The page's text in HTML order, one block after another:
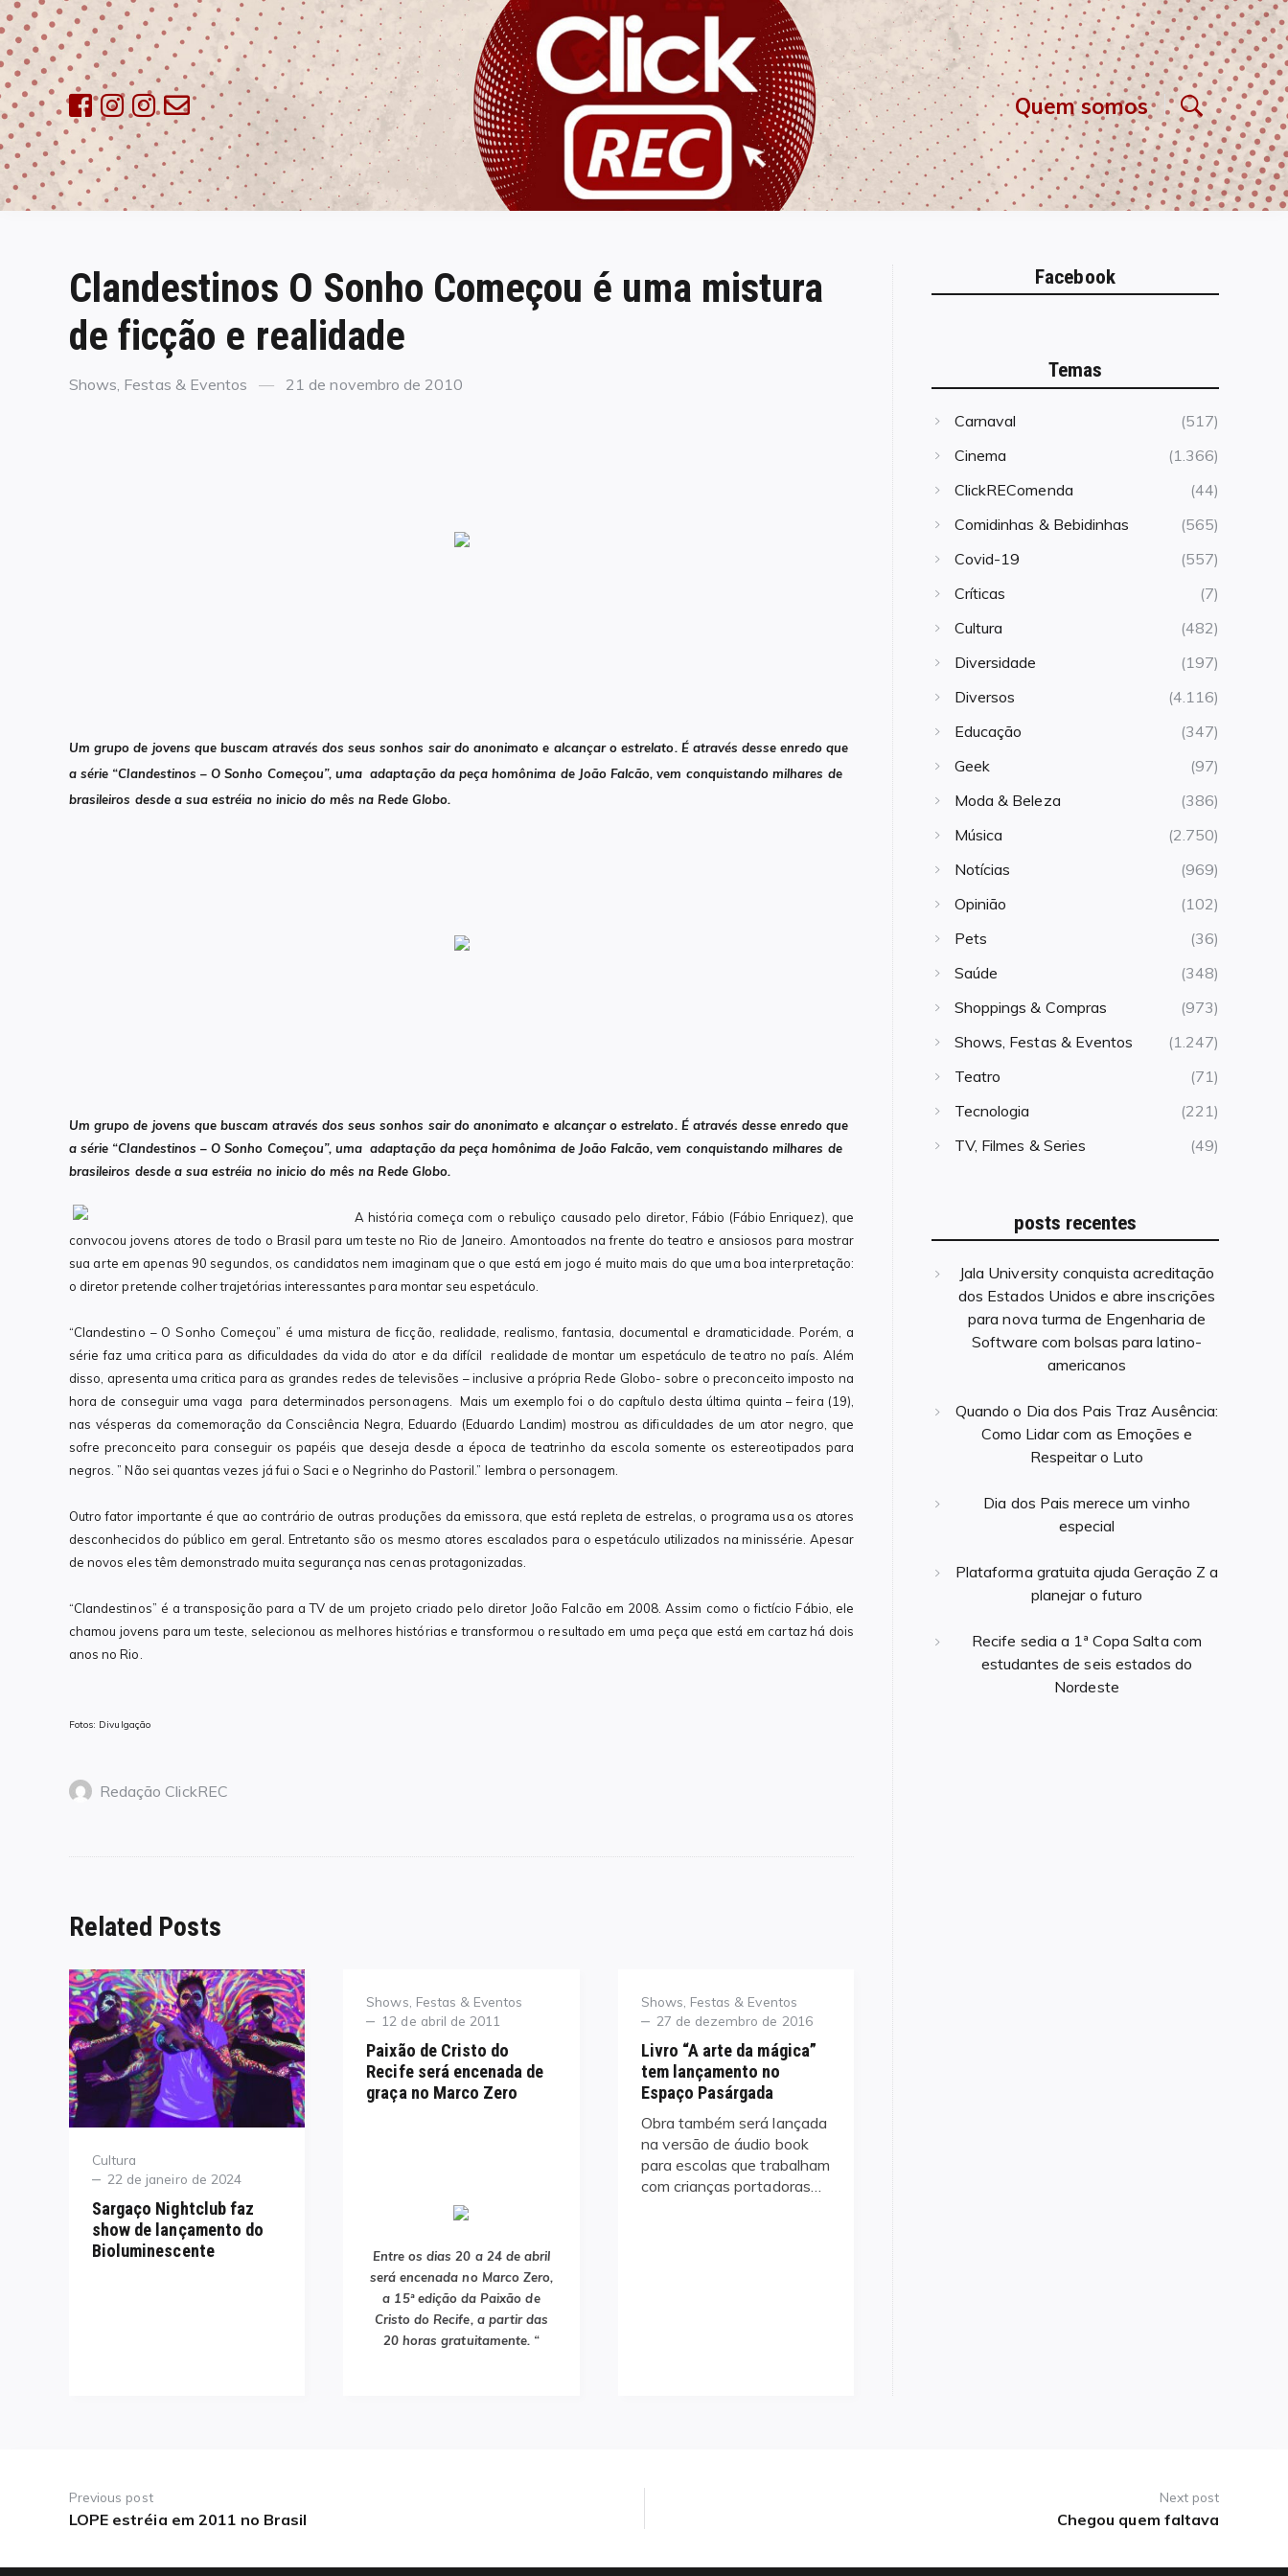
Skip
to
content
ClickREC Quem somos
Clandestinos O Sonho Começou é uma mistura
de ficção e realidade
Categories
Shows, Festas & Eventos
Posted
21 de novembro de 2010
Um grupo de jovens que buscam através dos seus sonhos sair do anonimato e alcançar o estrelato. É através desse enredo que
a série “Clandestinos – O Sonho Começou”, uma adaptação da peça homônima de João Falcão, vem conquistando milhares de
brasileiros desde a sua estréia no inicio do mês na Rede Globo.
Um grupo de jovens que buscam através dos seus sonhos sair do anonimato e alcançar o estrelato. É através desse enredo que
a série “Clandestinos – O Sonho Começou”, uma adaptação da peça homônima de João Falcão, vem conquistando milhares de
brasileiros desde a sua estréia no inicio do mês na Rede Globo.
A história começa com o rebuliço causado pelo diretor, Fábio (Fábio Enriquez), que
convocou jovens atores de todo o Brasil para um teste no Rio de Janeiro. Amontoados na frente do teatro e ansiosos para mostrar
sua arte em apenas 90 segundos, os candidatos nem imaginam que o que está em jogo é muito mais do que uma boa interpretação:
o diretor pretende colher trajetórias interessantes para montar seu espetáculo.
“Clandestino – O Sonho Começou” é uma mistura de ficção, realidade, realismo, fantasia, documental e dramaticidade. Porém, a
série faz uma critica para as dificuldades da vida do ator e da difícil realidade de montar um espetáculo de teatro no país. Além
disso, apresenta uma critica para as grandes redes de televisões – inclusive a própria Rede Globo- sobre o preconceito imposto na
hora de conseguir uma vaga para determinados personagens. Mais um exemplo foi o do capítulo desta última quinta – feira (19),
nas vésperas da comemoração da Consciência Negra, Eduardo (Eduardo Landim) mostrou as dificuldades de um ator negro, que
sofre preconceito para conseguir os papéis que deseja desde a época de teatrinho da escola somente os estereotipados para
negros. ” Não sei quantas vezes já fui o Saci e o Negrinho do Pastoril.” lembra o personagem.
Outro fator importante é que ao contrário de outras produções da emissora, que está repleta de estrelas, o programa usa os atores
desconhecidos do público em geral. Entretanto são os mesmo atores escalados para o espetáculo utilizados na minissérie. Apesar
de novos eles têm demonstrado muita segurança nas cenas protagonizadas.
“Clandestinos” é a transposição para a TV de um projeto criado pelo diretor João Falcão em 2008. Assim como o fictício Fábio, ele
chamou jovens para um teste, selecionou as melhores histórias e transformou o resultado em uma peça que está em cartaz há dois
anos no Rio.
Fotos: Divulgação
Redação ClickREC
Related Posts
Category
Cultura
Posted
22 de janeiro de 2024
Sargaço Nightclub faz
show de lançamento do
Bioluminescente
Category
Shows, Festas & Eventos
Posted
12 de abril de 2011
Paixão de Cristo do
Recife será encenada de
graça no Marco Zero
Entre os dias 20 a 24 de abril
será encenada no Marco Zero,
a 15ª edição da Paixão de
Cristo do Recife, a partir das
20 horas gratuitamente. “
Category
Shows, Festas & Eventos
Posted
27 de dezembro de 2016
Livro “A arte da mágica”
tem lançamento no
Espaço Pasárgada
Obra também será lançada
na versão de áudio book
para escolas que trabalham
com crianças portadoras…
Facebook
Temas
Carnaval
(517)
Cinema
(1.366)
ClickREComenda
(44)
Comidinhas & Bebidinhas
(565)
Covid-19
(557)
Críticas
(7)
Cultura
(482)
Diversidade
(197)
Diversos
(4.116)
Educação
(347)
Geek
(97)
Moda & Beleza
(386)
Música
(2.750)
Notícias
(969)
Opinião
(102)
Pets
(36)
Saúde
(348)
Shoppings & Compras
(973)
Shows, Festas & Eventos
(1.247)
Teatro
(71)
Tecnologia
(221)
TV, Filmes & Series
(49)
posts recentes
Jala University conquista acreditação
dos Estados Unidos e abre inscrições
para nova turma de Engenharia de
Software com bolsas para latino-
americanos
Quando o Dia dos Pais Traz Ausência:
Como Lidar com as Emoções e
Respeitar o Luto
Dia dos Pais merece um vinho
especial
Plataforma gratuita ajuda Geração Z a
planejar o futuro
Recife sedia a 1ª Copa Salta com
estudantes de seis estados do
Nordeste
de
Post
Previous post
Previous
LOPE estréia em 2011 no Brasil
Next post
Chegou quem faltava